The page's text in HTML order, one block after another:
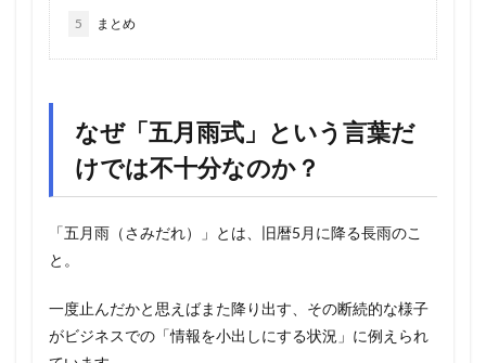
5 まとめ
なぜ「五月雨式」という言葉だ
けでは不十分なのか？
「五月雨（さみだれ）」とは、旧暦5月に降る長雨のこ
と。
一度止んだかと思えばまた降り出す、その断続的な様子
がビジネスでの「情報を小出しにする状況」に例えられ